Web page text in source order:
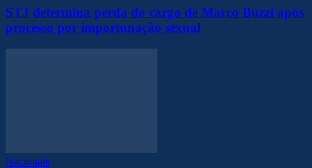
STJ determina perda do cargo de Marco Buzzi após
processo por importunação sexual
Nacionais